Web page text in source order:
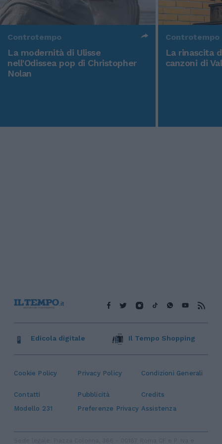
Controtempo
La modernità di Ulisse
nell'Odissea pop di Christopher
Nolan
Controtempo
La rinascita
canzoni di
Cookie Policy Privacy Policy Condizioni Generali
Contatti Pubblicità
Credits
Modello 231
Preferenze Privacy Assistenza
Edicola digitale Il Tempo Shopping